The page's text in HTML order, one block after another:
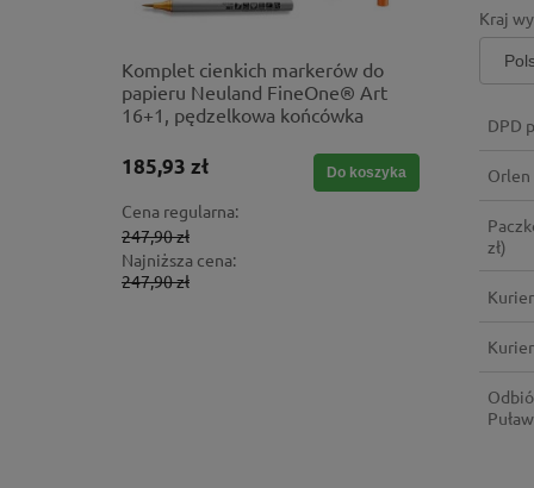
Komplet cienkich markerów do
papieru Neuland FineOne® Art
16+1, pędzelkowa końcówka
185,93 zł
Cena regularna:
247,90 zł
Najniższa cena:
247,90 zł
Do koszyka 4
4 799,00
Najniższa
Kraj
DPD
Orlen
zł)